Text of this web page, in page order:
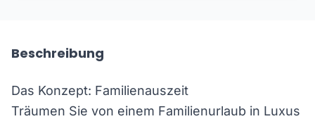
Beschreibung
Das Konzept: Familienauszeit
Träumen Sie von einem Familienurlaub in Luxus